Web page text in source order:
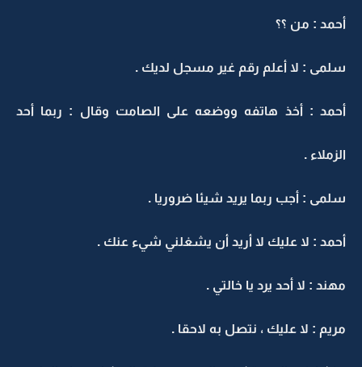
أحمد : من ؟؟
سلمى : لا أعلم رقم غير مسجل لديك .
أحمد : أخذ هاتفه ووضعه على الصامت وقال : ربما أحد
الزملاء .
سلمى : أجب ربما يريد شيئا ضروريا .
أحمد : لا عليك لا أريد أن يشغلني شيء عنك .
مهند : لا أحد يرد يا خالتي .
مريم : لا عليك ، نتصل به لاحقا .